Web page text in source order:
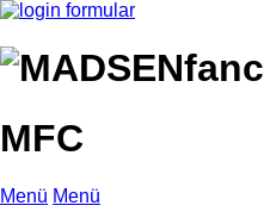
MFC
Menü Menü